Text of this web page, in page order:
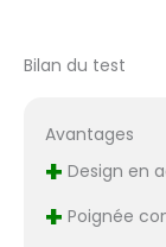
Bilan du test
Avantages
+ Design en
+ Poignée